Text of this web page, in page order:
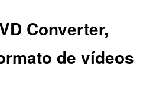
Converter,
de vídeos